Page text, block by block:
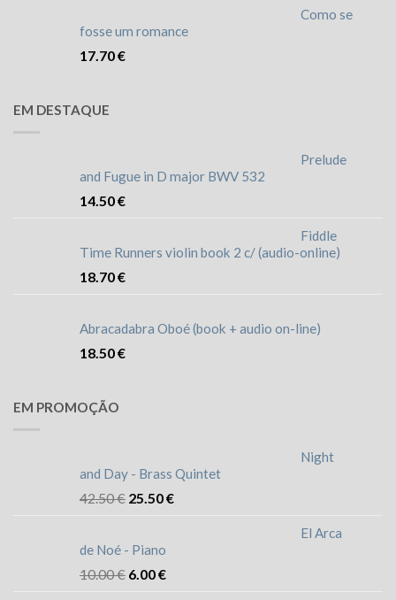
Como se
fosse um romance
17.70€
EM DESTAQUE
Prelude
and Fugue in D major BWV 532
14.50€
Fiddle
Time Runners violin book 2 c/ (audio-online)
18.70€
Abracadabra Oboé (book + audio on-line)
18.50€
EM PROMOÇÃO
Night
and Day - Brass Quintet
42.50€ 25.50€
El Arca
de Noé - Piano
10.00€ 6.00€